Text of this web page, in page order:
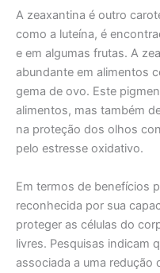
A zeaxantina é outro
como a luteína, é
e em algumas frutas. A
abundante em alimentos
gema de ovo. Este
alimentos, mas também
na proteção dos olhos
pelo estresse oxidativo.
Em termos de benefícios
reconhecida por sua
proteger as células do
livres. Pesquisas indicam
associada a uma redução